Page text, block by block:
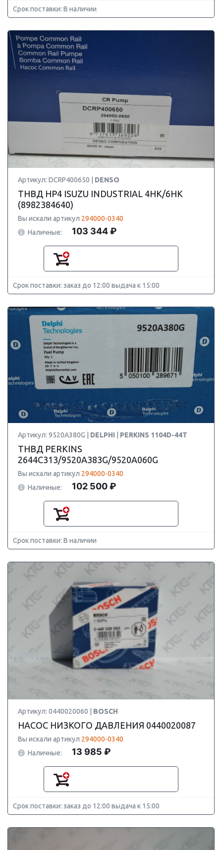
Срок поставки: В наличии
Артикул: DCRP400650 | DENSO
ТНВД HP4 ISUZU INDUSTRIAL 4HK/6HK
(8982384640)
Вы искали артикул 294000-0340
Наличные:
103 344 ₽
Срок поставки: заказ до 12:00 выдача к 15:00
Артикул: 9520A380G | DELPHI PERKINS 1104D-44T
ТНВД PERKINS
2644C313/9520A383G/9520A060G
Вы искали артикул 294000-0340
Наличные:
102 500 ₽
Срок поставки: В наличии
Артикул: 0440020060 | BOSCH
НАСОС НИЗКОГО ДАВЛЕНИЯ 0440020087
Вы искали артикул 294000-0340
Наличные:
13 985 ₽
Срок поставки: заказ до 12:00 выдача к 15:00